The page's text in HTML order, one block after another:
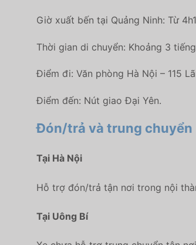
Giờ xuất bến tại Quảng Ninh: Từ
Thời gian di chuyển: Khoảng 3
Điểm đi: Văn phòng Hà Nội – 115
Điểm đến: Nút giao Đại Yên.
Đón/trả và trung chuyển
Tại Hà Nội
Hỗ trợ đón/trả tận nơi trong nội
Tại Uông Bí